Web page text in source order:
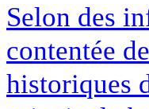
Selon des
contentée
historiques